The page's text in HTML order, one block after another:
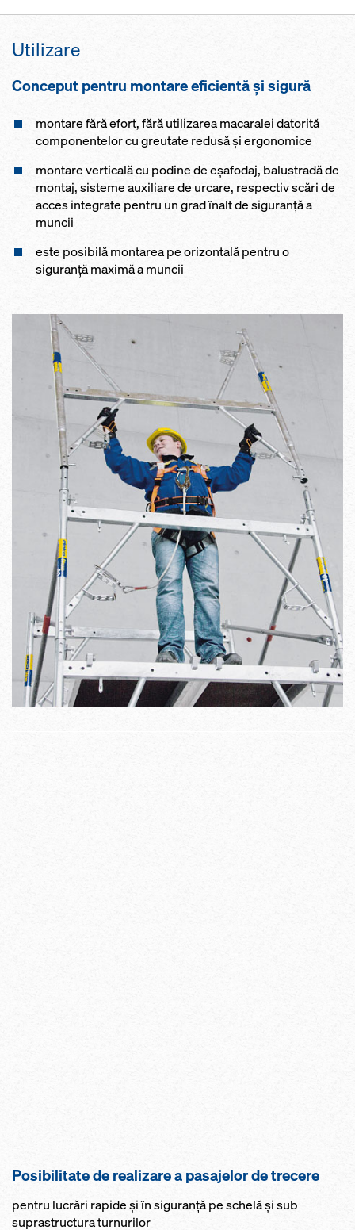
Utilizare
Conceput pentru montare eficientă şi sigură
montare fără efort, fără utilizarea macaralei datorită
componentelor cu greutate redusă şi ergonomice
montare verticală cu podine de eșafodaj, balustradă de
montaj, sisteme auxiliare de urcare, respectiv scări de
acces integrate pentru un grad înalt de siguranţă a
muncii
este posibilă montarea pe orizontală pentru o
siguranţă maximă a muncii
Posibilitate de realizare a pasajelor de trecere
pentru lucrări rapide şi în siguranţă pe schelă şi sub
suprastructura turnurilor